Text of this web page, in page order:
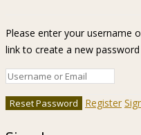
Please enter your username
link to create a new password
Register